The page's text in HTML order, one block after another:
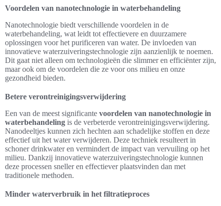
Voordelen van nanotechnologie in waterbehandeling
Nanotechnologie biedt verschillende voordelen in de
waterbehandeling, wat leidt tot effectievere en duurzamere
oplossingen voor het purificeren van water. De invloeden van
innovatieve waterzuiveringstechnologie zijn aanzienlijk te noemen.
Dit gaat niet alleen om technologieën die slimmer en efficiënter zijn,
maar ook om de voordelen die ze voor ons milieu en onze
gezondheid bieden.
Betere verontreinigingsverwijdering
Een van de meest significante voordelen van nanotechnologie in
waterbehandeling is de verbeterde verontreinigingsverwijdering.
Nanodeeltjes kunnen zich hechten aan schadelijke stoffen en deze
effectief uit het water verwijderen. Deze techniek resulteert in
schoner drinkwater en vermindert de impact van vervuiling op het
milieu. Dankzij innovatieve waterzuiveringstechnologie kunnen
deze processen sneller en effectiever plaatsvinden dan met
traditionele methoden.
Minder waterverbruik in het filtratieproces